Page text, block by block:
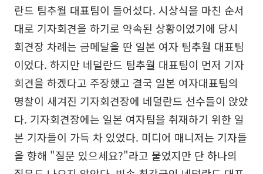
란드 팀추월 대표팀이 들어섰다. 시상식을 마친 순서
대로 기자회견을 하기로 약속된 상황이었기에 당시
회견장 차례는 금메달을 딴 일본 여자 팀추월 대표팀
이었다. 하지만 네덜란드 팀추월 대표팀이 먼저 기자
회견을 하겠다고 주장했고 결국 일본 여자대표팀의
명찰이 새겨진 기자회견장에 네덜란드 선수들이 앉았
다. 기자회견장에는 일본 여자팀을 취재하기 위한 일
본 기자들이 가득 차 있었다. 미디어 매니저는 기자들
을 향해 "질문 있으세요?"라고 물었지만 단 하나의